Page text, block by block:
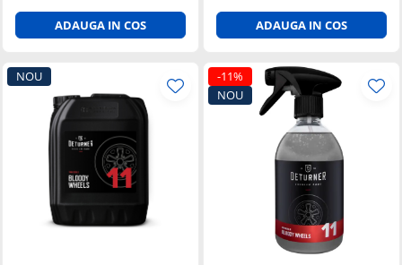
ADAUGA IN COS ADAUGA IN COS
NOU
-11%
NOU